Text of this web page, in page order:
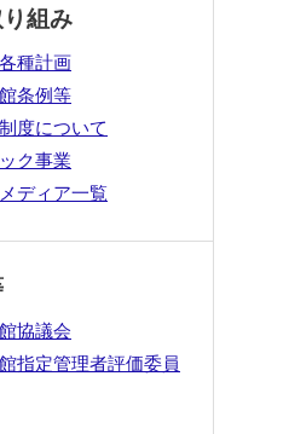
組み
種計画
条例等
度について
ク事業
ディア一覧
協議会
指定管理者評価委員